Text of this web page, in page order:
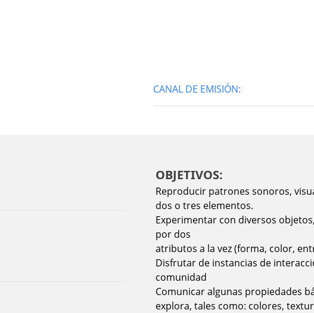
CANAL DE EMISIÓN:
OBJETIVOS:
Reproducir patrones sonoros,
dos o tres elementos.
Experimentar con diversos
por dos
atributos a la vez (forma, color,
Disfrutar de instancias de
comunidad
Comunicar algunas propiedades
explora, tales como: colores,